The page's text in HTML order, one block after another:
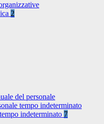
2
del personale
tempo indeterminato
indeterminato 7